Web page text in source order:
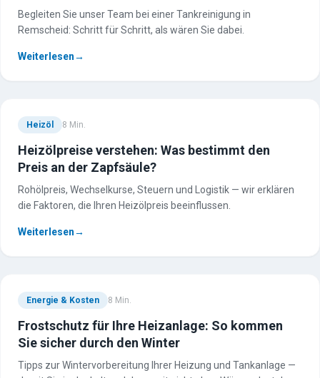
Begleiten Sie unser Team bei einer Tankreinigung in
Remscheid: Schritt für Schritt, als wären Sie dabei.
Weiterlesen→
Heizöl 8 Min.
Heizölpreise verstehen: Was bestimmt den
Preis an der Zapfsäule?
Rohölpreis, Wechselkurse, Steuern und Logistik — wir erklären
die Faktoren, die Ihren Heizölpreis beeinflussen.
Weiterlesen→
Energie & Kosten 8 Min.
Frostschutz für Ihre Heizanlage: So kommen
Sie sicher durch den Winter
Tipps zur Wintervorbereitung Ihrer Heizung und Tankanlage —
Hilfe bei Ölgeruch
Informationen
Online-Tools
Verbrauchsrechner
Tankgrößen-Berater
Tankstelle
LPG / Autogas
Karriere & Jobs
Datenschutz
Kontakt